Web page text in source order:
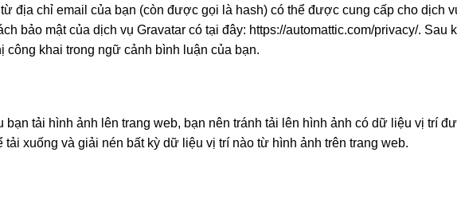
địa chỉ email của bạn (còn được gọi là hash) có thể được cung cấp cho dịch
bảo mật của dịch vụ Gravatar có tại đây: https://automattic.com/privacy/. Sau
khai trong ngữ cảnh bình luận của bạn.
bạn tải hình ảnh lên trang web, bạn nên tránh tải lên hình ảnh có dữ liệu vị trí
tải xuống và giải nén bất kỳ dữ liệu vị trí nào từ hình ảnh trên trang web.